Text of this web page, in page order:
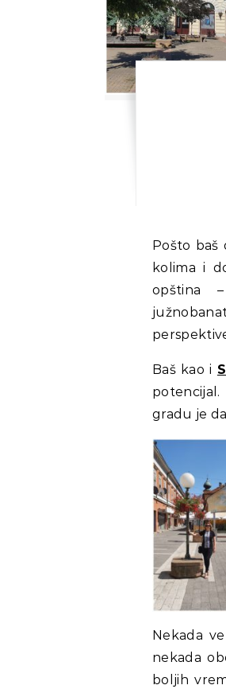
Pošto baš dugo nismo bili u Pančevu – iako je od nas udaljeno oko pola sata
kolima i
opština –
Baš kao i
gradu je
Nekada
nekada
boljih